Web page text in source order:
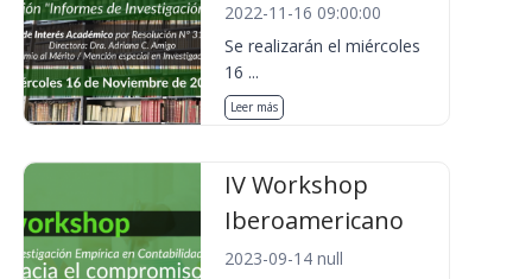
2022-11-16 09:00:00
Se realizarán el miércoles
16 ...
Leer más
IV Workshop
Iberoamericano
2023-09-14 null